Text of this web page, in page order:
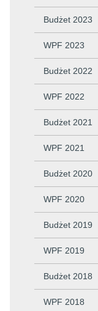
Budżet 2023
WPF 2023
Budżet 2022
WPF 2022
Budżet 2021
WPF 2021
Budżet 2020
WPF 2020
Budżet 2019
WPF 2019
Budżet 2018
WPF 2018